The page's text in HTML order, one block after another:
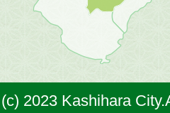
2023 Kashihara